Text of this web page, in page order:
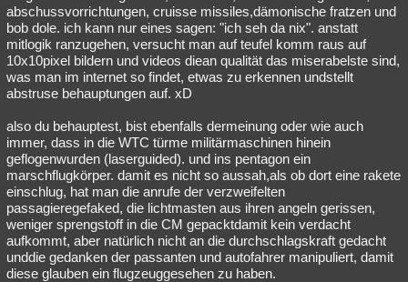
abschussvorrichtungen, cruisse missiles,dämonische fratzen und
bob dole. ich kann nur eines sagen: "ich seh da nix". anstatt
mitlogik ranzugehen, versucht man auf teufel komm raus auf
10x10pixel bildern und videos diean qualität das miserabelste sind,
was man im internet so findet, etwas zu erkennen undstellt
abstruse behauptungen auf. xD
also du behauptest, bist ebenfalls dermeinung oder wie auch
immer, dass in die WTC türme militärmaschinen hinein
geflogenwurden (laserguided). und ins pentagon ein
marschflugkörper. damit es nicht so aussah,als ob dort eine rakete
einschlug, hat man die anrufe der verzweifelten
passagieregefaked, die lichtmasten aus ihren angeln gerissen,
weniger sprengstoff in die CM gepacktdamit kein verdacht
aufkommt, aber natürlich nicht an die durchschlagskraft gedacht
unddie gedanken der passanten und autofahrer manipuliert, damit
diese glauben ein flugzeuggesehen zu haben.